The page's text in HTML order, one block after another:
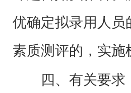
优确定拟录用人员
素质测评的，实
四、有关要求